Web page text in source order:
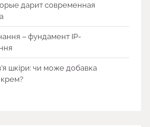
дарит современная
– фундамент IP-
шкіри: чи може добавка